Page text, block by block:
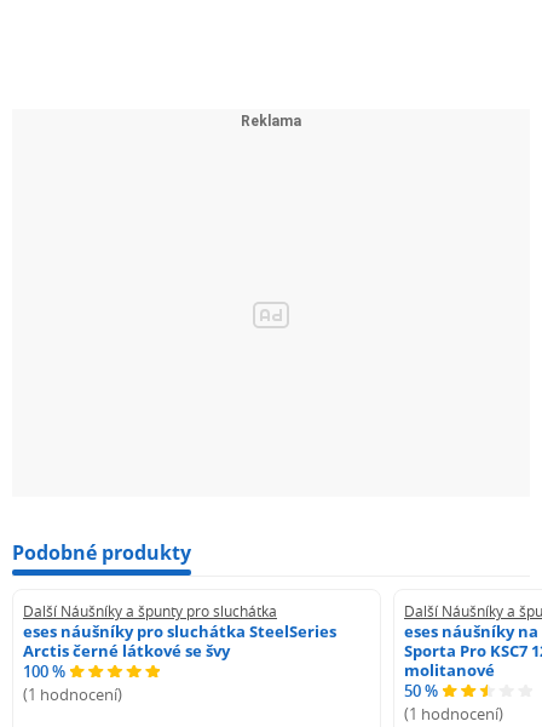
Podobné produkty
Další Náušníky a špunty pro sluchátka
eses náušníky pro sluchátka SteelSeries
Arctis černé látkové se švy
100 %
(1 hodnocení)
Další Náušníky a
eses náušníky
Sporta Pro KSC7
molitanové
50 %
(1 hodnocení)